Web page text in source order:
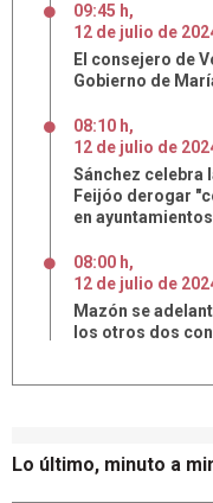
Lo último, minuto a
09:45 h,
12 de julio de
El consejero de
Gobierno de
08:10 h,
12 de julio de
Sánchez celebra
Feijóo derogar
en ayuntamientos
08:00 h,
12 de julio de
Mazón se
los otros dos